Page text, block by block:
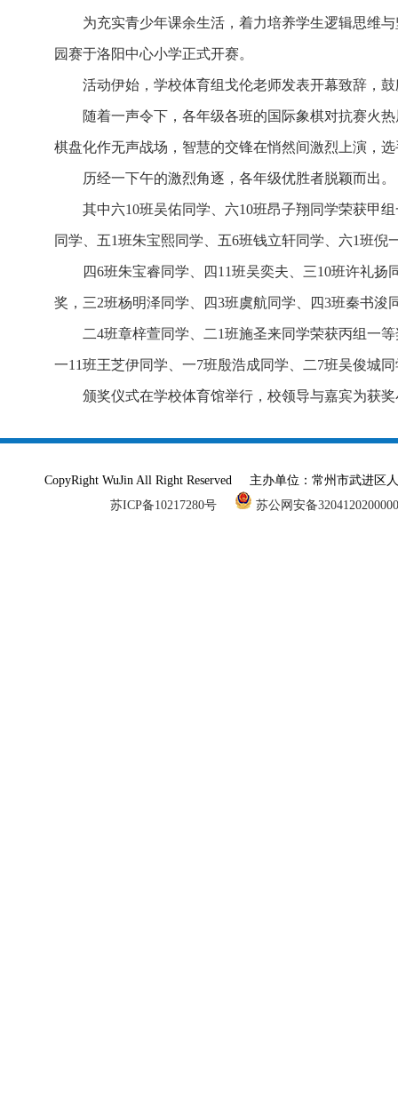
为充实青少年课余生活，着力培养学生逻辑思维
园赛于洛阳中心小学正式开赛。
活动伊始，学校体育组戈伦老师发表开幕致辞，
随着一声令下，各年级各班的国际象棋对抗赛火
棋盘化作无声战场，智慧的交锋在悄然间激烈上演，
历经一下午的激烈角逐，各年级优胜者脱颖而出。
其中六10班吴佑同学、六10班昂子翔同学荣获甲
同学、五1班朱宝熙同学、五6班钱立轩同学、六1班
四6班朱宝睿同学、四11班吴奕夫、三10班许礼
奖，三2班杨明泽同学、四3班虞航同学、四3班秦书
二4班章梓萱同学、二1班施圣来同学荣获丙组一
一11班王芝伊同学、一7班殷浩成同学、二7班吴俊城
颁奖仪式在学校体育馆举行，校领导与嘉宾为获
CopyRight WuJin All Right Reserved 主办单位：常州市武进
苏ICP备10217280号
苏公网安备